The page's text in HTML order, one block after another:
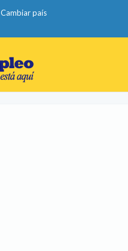
Cambiar país